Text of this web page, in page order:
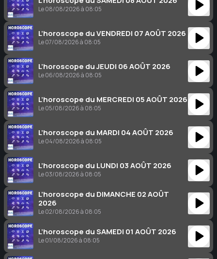
Le 08/08/2026 à 08:05
L’horoscope du VENDREDI 07 AOÛT 2026
Le 07/08/2026 à 08:05
L’horoscope du JEUDI 06 AOÛT 2026
Le 06/08/2026 à 08:05
L’horoscope du MERCREDI 05 AOÛT 2026
Le 05/08/2026 à 08:05
L’horoscope du MARDI 04 AOÛT 2026
Le 04/08/2026 à 08:05
L’horoscope du LUNDI 03 AOÛT 2026
Le 03/08/2026 à 08:05
L’horoscope du DIMANCHE 02 AOÛT
2026
Le 02/08/2026 à 08:05
L’horoscope du SAMEDI 01 AOÛT 2026
Le 01/08/2026 à 08:05